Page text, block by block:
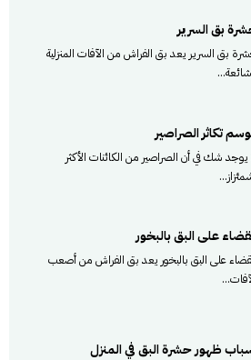
بق السرير
بق السرير يعد بق الفراش من الآفات المنزلية
تكاثر الصراصير
يوجد شك في أن الصراصير من الكائنات الأكثر
على البق بالبخور
على البق بالبخور يعد بق الفراش من أصعب
ظهور حشرة البق في المنزل